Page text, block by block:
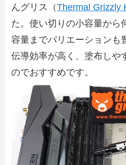
んグリス（Thermal Grizzly
た。使い切りの小容量から
容量までバリエーションも
伝導効率が高く、塗布しや
のでおすすめです。